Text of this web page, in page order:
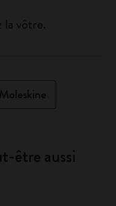
la vôtre.
être aussi